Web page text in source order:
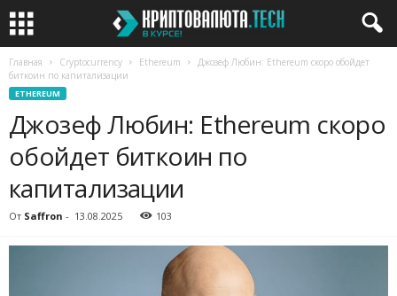
Главная Cryptocurrency Ethereum
Джозеф Любин: Ethereum скоро обойдет
биткоин по капитализации
ETHEREUM
Джозеф Любин: Ethereum скоро
обойдет биткоин по
капитализации
От Saffron - 13.08.2025 103